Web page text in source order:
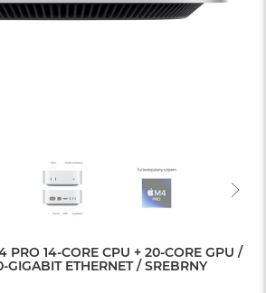
PRO 14-CORE CPU + 20-CORE GPU /
ETHERNET / SREBRNY